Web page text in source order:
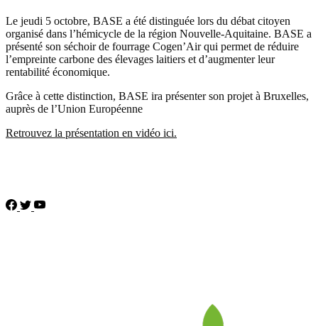
Le jeudi 5 octobre, BASE a été distinguée lors du débat citoyen
organisé dans l’hémicycle de la région Nouvelle-Aquitaine. BASE a
présenté son séchoir de fourrage Cogen’Air qui permet de réduire
l’empreinte carbone des élevages laitiers et d’augmenter leur
rentabilité économique.
Grâce à cette distinction, BASE ira présenter son projet à Bruxelles,
auprès de l’Union Européenne
Retrouvez la présentation en vidéo ici.